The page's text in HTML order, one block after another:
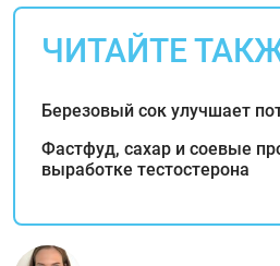
ЧИТАЙТЕ
Березовый сок улучшает
Фастфуд, сахар и соевые
выработке тестостерона